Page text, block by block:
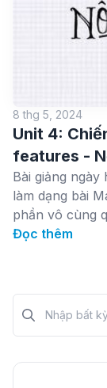
8 thg 5, 2024
Unit 4:
features -
Bài giảng
làm dạng bài
phần vô cùng
Đọc thêm
Tìm kiếm?>